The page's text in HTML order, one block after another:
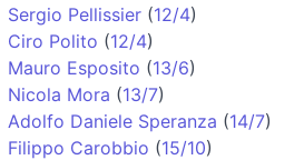
Sergio Pellissier (12/4)
Ciro Polito (12/4)
Mauro Esposito (13/6)
Nicola Mora (13/7)
Adolfo Daniele Speranza (14/7)
Filippo Carobbio (15/10)